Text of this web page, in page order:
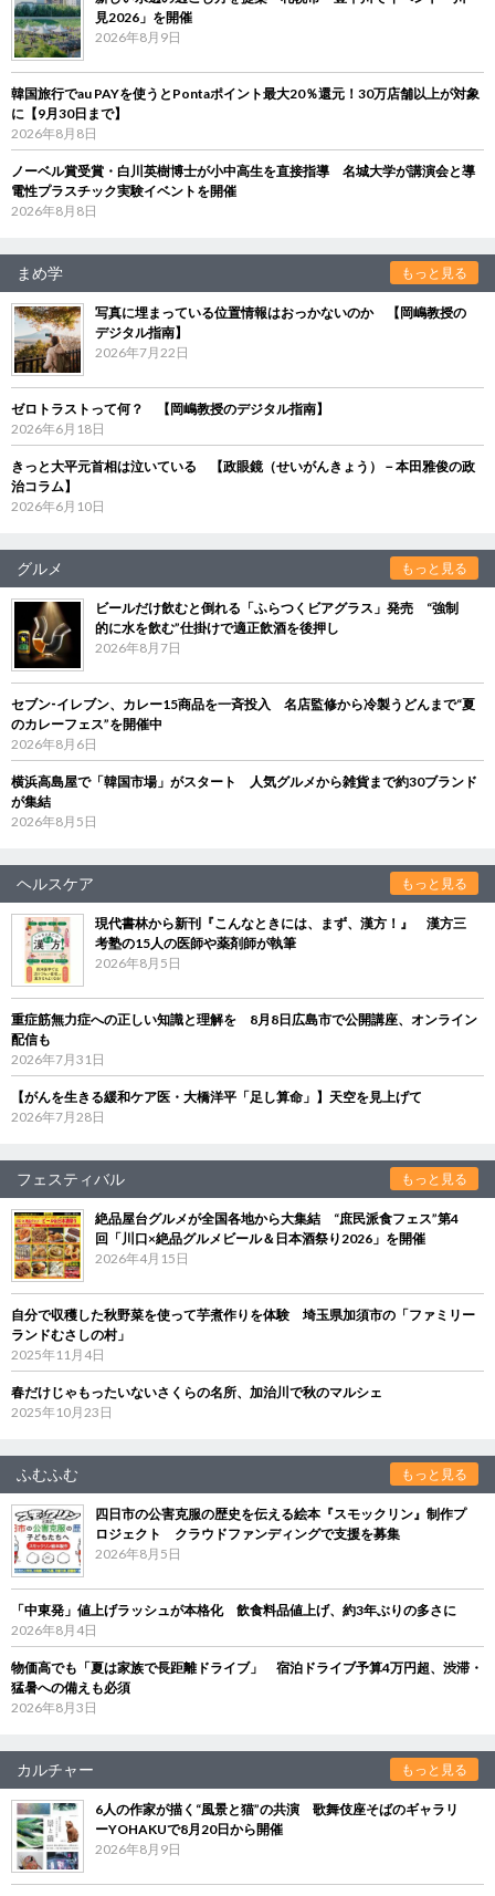
見2026」を開催
2026年8月9日
韓国旅行でau PAYを使うとPontaポイント最大20％還元！30万店舗以上が対象
に【9月30日まで】
2026年8月8日
ノーベル賞受賞・白川英樹博士が小中高生を直接指導 名城大学が講演会と導
電性プラスチック実験イベントを開催
2026年8月8日
まめ学 もっと見る
写真に埋まっている位置情報はおっかないのか 【岡嶋教授の
デジタル指南】
2026年7月22日
ゼロトラストって何？ 【岡嶋教授のデジタル指南】
2026年6月18日
きっと大平元首相は泣いている 【政眼鏡（せいがんきょう）－本田雅俊の政
治コラム】
2026年6月10日
グルメ もっと見る
ビールだけ飲むと倒れる「ふらつくビアグラス」発売 “強制
的に水を飲む”仕掛けで適正飲酒を後押し
2026年8月7日
セブン‐イレブン、カレー15商品を一斉投入 名店監修から冷製うどんまで“夏
のカレーフェス”を開催中
2026年8月6日
横浜高島屋で「韓国市場」がスタート 人気グルメから雑貨まで約30ブランド
が集結
2026年8月5日
ヘルスケア もっと見る
現代書林から新刊『こんなときには、まず、漢方！』 漢方三
考塾の15人の医師や薬剤師が執筆
2026年8月5日
重症筋無力症への正しい知識と理解を 8月8日広島市で公開講座、オンライン
配信も
2026年7月31日
【がんを生きる緩和ケア医・大橋洋平「足し算命」】天空を見上げて
2026年7月28日
フェスティバル もっと見る
絶品屋台グルメが全国各地から大集結 “庶民派食フェス”第4
回「川口×絶品グルメビール＆日本酒祭り2026」を開催
2026年4月15日
自分で収穫した秋野菜を使って芋煮作りを体験 埼玉県加須市の「ファミリー
ランドむさしの村」
2025年11月4日
春だけじゃもったいないさくらの名所、加治川で秋のマルシェ
2025年10月23日
ふむふむ もっと見る
四日市の公害克服の歴史を伝える絵本『スモックリン』制作プ
ロジェクト クラウドファンディングで支援を募集
2026年8月5日
「中東発」値上げラッシュが本格化 飲食料品値上げ、約3年ぶりの多さに
2026年8月4日
物価高でも「夏は家族で長距離ドライブ」 宿泊ドライブ予算4万円超、渋滞・
猛暑への備えも必須
2026年8月3日
カルチャー もっと見る
6人の作家が描く“風景と猫”の共演 歌舞伎座そばのギャラリ
ーYOHAKUで8月20日から開催
2026年8月9日